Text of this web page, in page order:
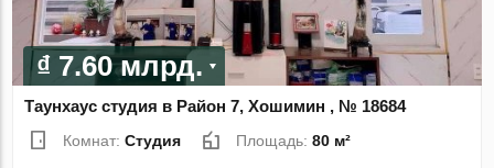
₫ 7.60 млрд.
Таунхаус студия в Район 7, Хошимин , № 18684
Комнат:Студия Площадь:80 м²